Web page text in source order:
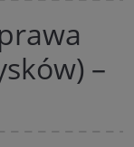
–